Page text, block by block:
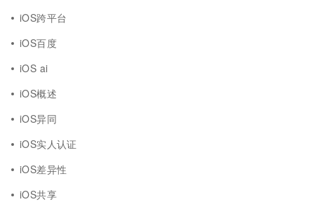
iOS跨平台
iOS百度
iOS ai
iOS概述
iOS异同
iOS实人认证
iOS差异性
iOS共享